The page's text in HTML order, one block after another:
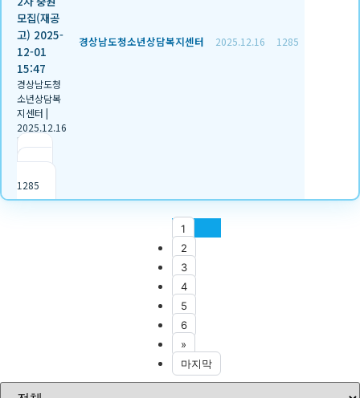
모집(재공
고) 2025-
12-01
15:47
경상남도청
소년상담복
지센터 |
2025.12.16
|
1285
경상남도청소년상담복지센터 2025.12.16 1285
1
2
3
4
5
6
»
마지막